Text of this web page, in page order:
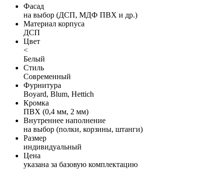
Фасад
на выбор (ДСП, МДФ ПВХ и др.)
Материал корпуса
ДСП
Цвет
<
Белый
Стиль
Современный
Фурнитура
Boyard, Blum, Hettich
Кромка
ПВХ (0,4 мм, 2 мм)
Внутреннее наполнение
на выбор (полки, корзины, штанги)
Размер
индивидуальный
Цена
указана за базовую комплектацию